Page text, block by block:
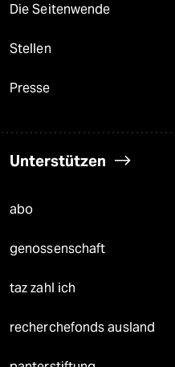
Die Seitenwende
Stellen
Presse
Unterstützen
abo
genossenschaft
taz zahl ich
recherchefonds ausland